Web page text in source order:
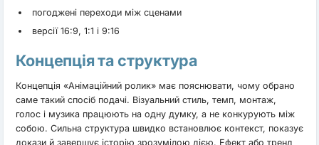
погоджені переходи між сценами
версії 16:9, 1:1 і 9:16
Концепція та структура
Концепція «Анімаційний ролик» має пояснювати, чому обрано
саме такий спосіб подачі. Візуальний стиль, темп, монтаж,
голос і музика працюють на одну думку, а не конкурують між
собою. Сильна структура швидко встановлює контекст, показує
докази й завершує історію зрозумілою дією. Ефект або тренд